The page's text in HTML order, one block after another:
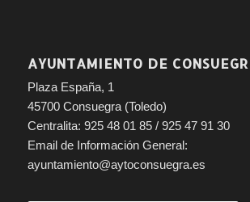
AYUNTAMIENTO DE
Plaza España, 1
45700 Consuegra (Toledo)
Centralita: 925 48 01 85 / 925 47 91 30
Email de Información General:
ayuntamiento@aytoconsuegra.es